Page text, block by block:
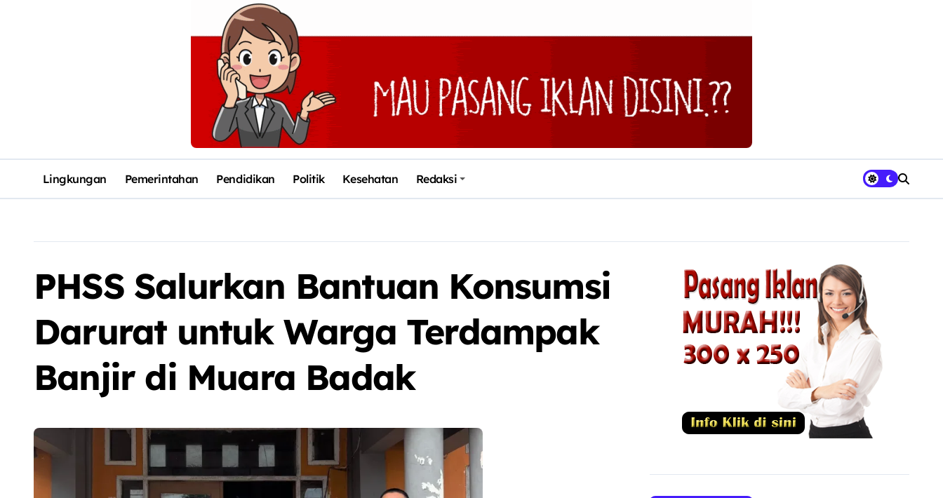
Lingkungan Pemerintahan Pendidikan Politik Kesehatan Redaksi
PHSS Salurkan Bantuan Konsumsi
Darurat untuk Warga Terdampak
Banjir di Muara Badak